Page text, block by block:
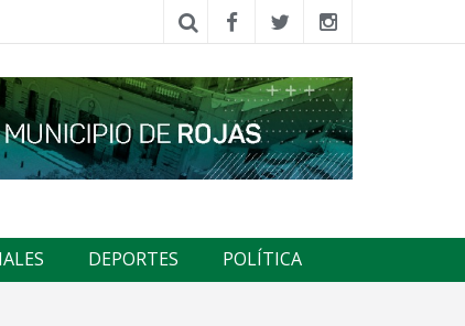
DEPORTES POLÍTICA